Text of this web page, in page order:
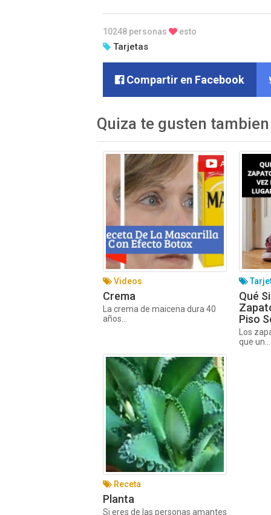
10248 personas esto
Tarjetas
Compartir en Facebook
Quiza te gusten tambien
Videos
Crema
La crema de maicena dura 40
años...
Qué
Piso
Los
que un...
Receta
Planta
Si eres de las personas amantes